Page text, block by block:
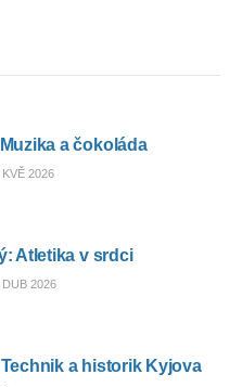
a čokoláda
KVĚ 2026
Atletika v srdci
DUB 2026
a historik Kyjova